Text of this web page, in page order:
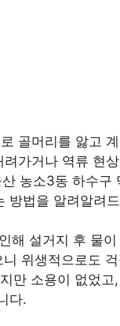
골머리를 앓고
가거나 역류 현
농소3동 하수구
방법을 알려알려
해 설거지 후 물
위생적으로도
만 소용이 없었
다.